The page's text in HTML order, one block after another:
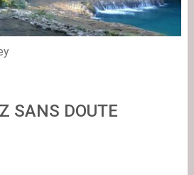
SANS DOUTE